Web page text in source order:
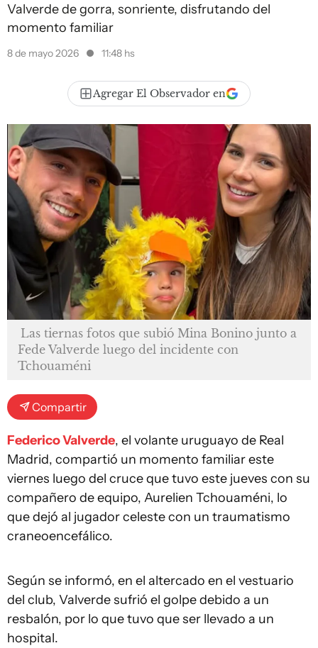
Valverde de gorra, sonriente, disfrutando del
momento familiar
8 de mayo 2026 11:48 hs
Agregar El Observador en
Las tiernas fotos que subió Mina Bonino junto a
Fede Valverde luego del incidente con
Tchouaméni
Compartir
Federico Valverde, el volante uruguayo de Real
Madrid, compartió un momento familiar este
viernes luego del cruce que tuvo este jueves con su
compañero de equipo, Aurelien Tchouaméni, lo
que dejó al jugador celeste con un traumatismo
craneoencefálico.
Según se informó, en el altercado en el vestuario
del club, Valverde sufrió el golpe debido a un
resbalón, por lo que tuvo que ser llevado a un
hospital.